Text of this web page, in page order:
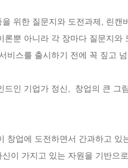
위한 질문지와 도전과제, 린캔
뿐 아니라 각 장마다 질문지와
비스를 출시하기 전에 꼭 짚고
드인 기업가 정신,  창업의 큰
창업에 도전하면서 간과하고
이 가지고 있는 자원을 기반으